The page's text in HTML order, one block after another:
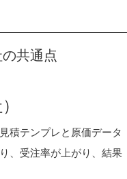
共通点
積テンプレと原価データ
、受注率が上がり、結果